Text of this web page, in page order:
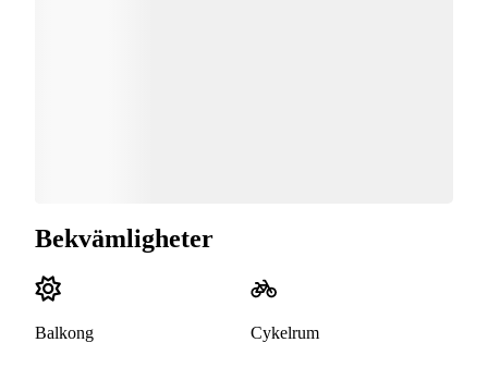
Bekvämligheter
Balkong Cykelrum